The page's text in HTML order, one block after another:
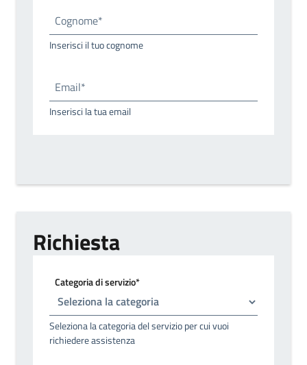
Cognome*
Inserisci il tuo cognome
Email*
Inserisci la tua email
Richiesta
Categoria di servizio*
Seleziona la categoria del servizio per cui vuoi
richiedere assistenza